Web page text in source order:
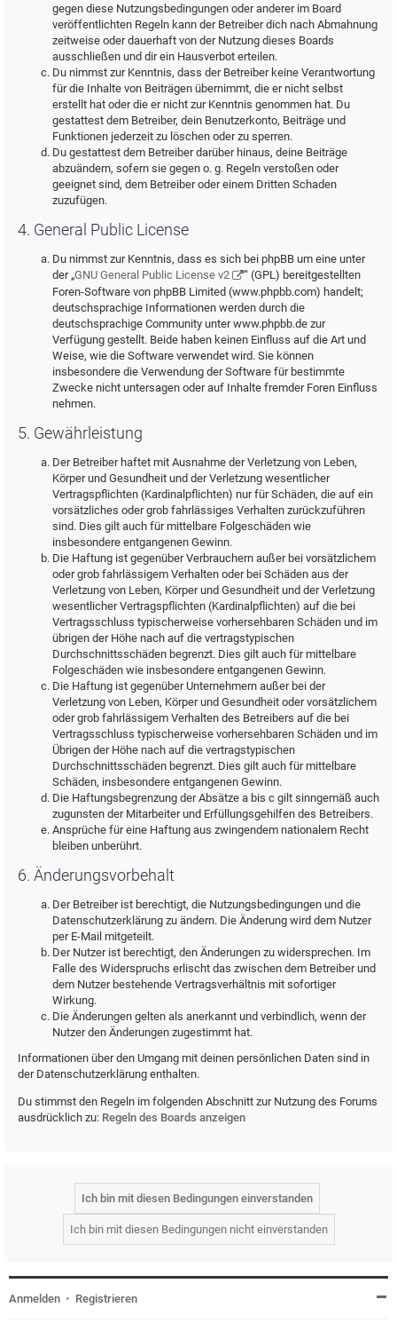
gegen diese Nutzungsbedingungen oder anderer im Board
veröffentlichten Regeln kann der Betreiber dich nach Abmahnung
zeitweise oder dauerhaft von der Nutzung dieses Boards
ausschließen und dir ein Hausverbot erteilen.
Du nimmst zur Kenntnis, dass der Betreiber keine Verantwortung
für die Inhalte von Beiträgen übernimmt, die er nicht selbst
erstellt hat oder die er nicht zur Kenntnis genommen hat. Du
gestattest dem Betreiber, dein Benutzerkonto, Beiträge und
Funktionen jederzeit zu löschen oder zu sperren.
Du gestattest dem Betreiber darüber hinaus, deine Beiträge
abzuändern, sofern sie gegen o. g. Regeln verstoßen oder
geeignet sind, dem Betreiber oder einem Dritten Schaden
zuzufügen.
4. General Public License
Du nimmst zur Kenntnis, dass es sich bei phpBB um eine unter
der „GNU General Public License v2
“ (GPL) bereitgestellten
Foren-Software von phpBB Limited (www.phpbb.com) handelt;
deutschsprachige Informationen werden durch die
deutschsprachige Community unter www.phpbb.de zur
Verfügung gestellt. Beide haben keinen Einfluss auf die Art und
Weise, wie die Software verwendet wird. Sie können
insbesondere die Verwendung der Software für bestimmte
Zwecke nicht untersagen oder auf Inhalte fremder Foren Einfluss
nehmen.
5. Gewährleistung
Der Betreiber haftet mit Ausnahme der Verletzung von Leben,
Körper und Gesundheit und der Verletzung wesentlicher
Vertragspflichten (Kardinalpflichten) nur für Schäden, die auf ein
vorsätzliches oder grob fahrlässiges Verhalten zurückzuführen
sind. Dies gilt auch für mittelbare Folgeschäden wie
insbesondere entgangenen Gewinn.
Die Haftung ist gegenüber Verbrauchern außer bei vorsätzlichem
oder grob fahrlässigem Verhalten oder bei Schäden aus der
Verletzung von Leben, Körper und Gesundheit und der Verletzung
wesentlicher Vertragspflichten (Kardinalpflichten) auf die bei
Vertragsschluss typischerweise vorhersehbaren Schäden und im
übrigen der Höhe nach auf die vertragstypischen
Durchschnittsschäden begrenzt. Dies gilt auch für mittelbare
Folgeschäden wie insbesondere entgangenen Gewinn.
Die Haftung ist gegenüber Unternehmern außer bei der
Verletzung von Leben, Körper und Gesundheit oder vorsätzlichem
oder grob fahrlässigem Verhalten des Betreibers auf die bei
Vertragsschluss typischerweise vorhersehbaren Schäden und im
Übrigen der Höhe nach auf die vertragstypischen
Durchschnittsschäden begrenzt. Dies gilt auch für mittelbare
Schäden, insbesondere entgangenen Gewinn.
Die Haftungsbegrenzung der Absätze a bis c gilt sinngemäß auch
zugunsten der Mitarbeiter und Erfüllungsgehilfen des Betreibers.
Ansprüche für eine Haftung aus zwingendem nationalem Recht
bleiben unberührt.
6. Änderungsvorbehalt
Der Betreiber ist berechtigt, die Nutzungsbedingungen und die
Datenschutzerklärung zu ändern. Die Änderung wird dem Nutzer
per E-Mail mitgeteilt.
Der Nutzer ist berechtigt, den Änderungen zu widersprechen. Im
Falle des Widerspruchs erlischt das zwischen dem Betreiber und
dem Nutzer bestehende Vertragsverhältnis mit sofortiger
Wirkung.
Die Änderungen gelten als anerkannt und verbindlich, wenn der
Nutzer den Änderungen zugestimmt hat.
Informationen über den Umgang mit deinen persönlichen Daten sind in
der Datenschutzerklärung enthalten.
Du stimmst den Regeln im folgenden Abschnitt zur Nutzung des Forums
ausdrücklich zu: Regeln des Boards anzeigen
Anmelden • Registrieren